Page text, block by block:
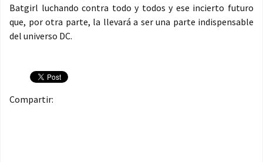
Batgirl luchando contra todo y todos y ese incierto futuro
que, por otra parte, la llevará a ser una parte indispensable
del universo DC.
Compartir: